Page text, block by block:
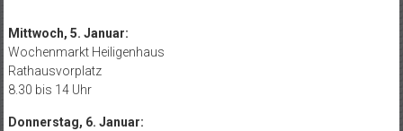
Mittwoch, 5. Januar:
Wochenmarkt Heiligenhaus
Rathausvorplatz
8.30 bis 14 Uhr
Donnerstag, 6. Januar: